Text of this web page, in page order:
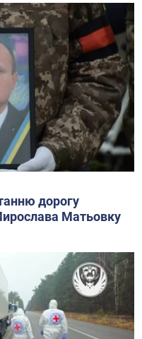
дорогу
Матьовку